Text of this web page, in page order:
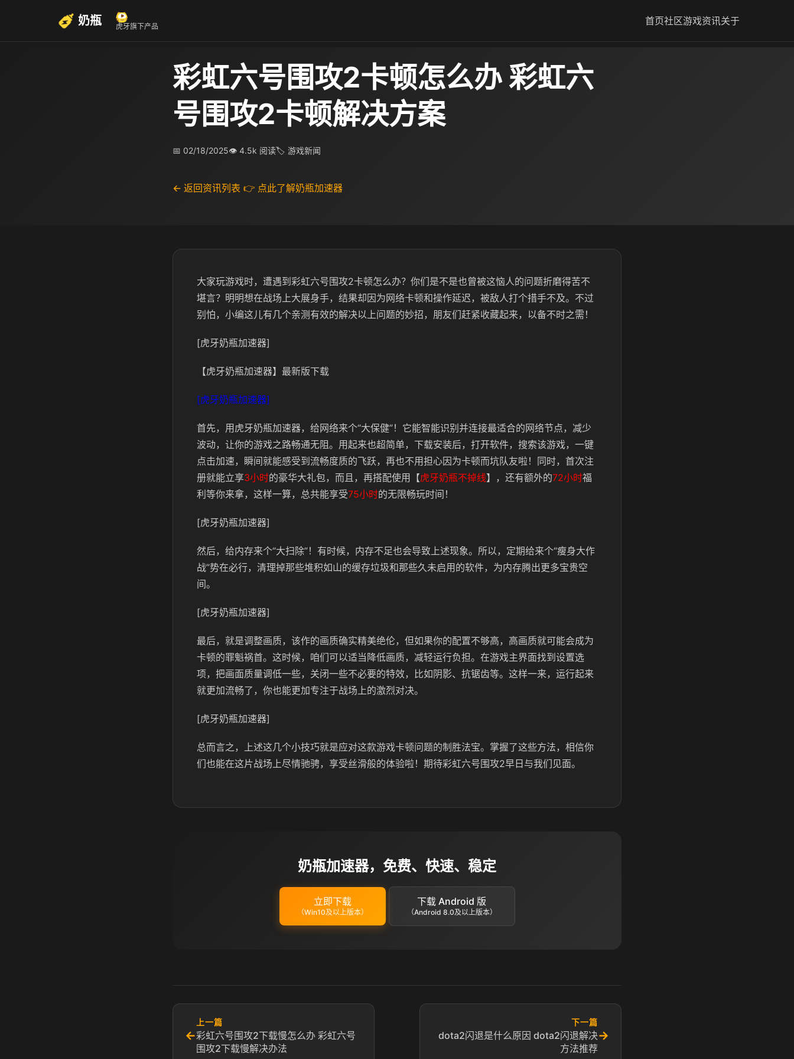
奶瓶 虎牙旗下产品 首页社区游戏资讯关于
彩虹六号围攻2卡顿怎么办 彩虹六
号围攻2卡顿解决方案
📅 02/18/2025👁 4.5k 阅读🏷 游戏新闻
← 返回资讯列表 👉 点此了解奶瓶加速器
大家玩游戏时，遭遇到彩虹六号围攻2卡顿怎么办？你们是不是也曾被这恼人的问题折磨得苦不
堪言？明明想在战场上大展身手，结果却因为网络卡顿和操作延迟，被敌人打个措手不及。不过
别怕，小编这儿有几个亲测有效的解决以上问题的妙招，朋友们赶紧收藏起来，以备不时之需！
[虎牙奶瓶加速器]
【虎牙奶瓶加速器】最新版下载
[虎牙奶瓶加速器]
首先，用虎牙奶瓶加速器，给网络来个“大保健”！它能智能识别并连接最适合的网络节点，减少
波动，让你的游戏之路畅通无阻。用起来也超简单，下载安装后，打开软件，搜索该游戏，一键
点击加速，瞬间就能感受到流畅度质的飞跃，再也不用担心因为卡顿而坑队友啦！同时，首次注
册就能立享3小时的豪华大礼包，而且，再搭配使用【虎牙奶瓶不掉线】，还有额外的72小时福
利等你来拿，这样一算，总共能享受75小时的无限畅玩时间！
[虎牙奶瓶加速器]
然后，给内存来个“大扫除”！有时候，内存不足也会导致上述现象。所以，定期给来个“瘦身大作
战”势在必行，清理掉那些堆积如山的缓存垃圾和那些久未启用的软件，为内存腾出更多宝贵空
间。
[虎牙奶瓶加速器]
最后，就是调整画质，该作的画质确实精美绝伦，但如果你的配置不够高，高画质就可能会成为
卡顿的罪魁祸首。这时候，咱们可以适当降低画质，减轻运行负担。在游戏主界面找到设置选
项，把画面质量调低一些，关闭一些不必要的特效，比如阴影、抗锯齿等。这样一来，运行起来
就更加流畅了，你也能更加专注于战场上的激烈对决。
[虎牙奶瓶加速器]
总而言之，上述这几个小技巧就是应对这款游戏卡顿问题的制胜法宝。掌握了这些方法，相信你
们也能在这片战场上尽情驰骋，享受丝滑般的体验啦！期待彩虹六号围攻2早日与我们见面。
奶瓶加速器，免费、快速、稳定
立即下载
（Win10及以上版本）
下载 Android 版
（Android 8.0及以上版本）
←
上一篇
彩虹六号围攻2下载慢怎么办 彩虹六号
围攻2下载慢解决办法
下一篇
dota2闪退是什么原因 dota2闪退解决
方法推荐
→